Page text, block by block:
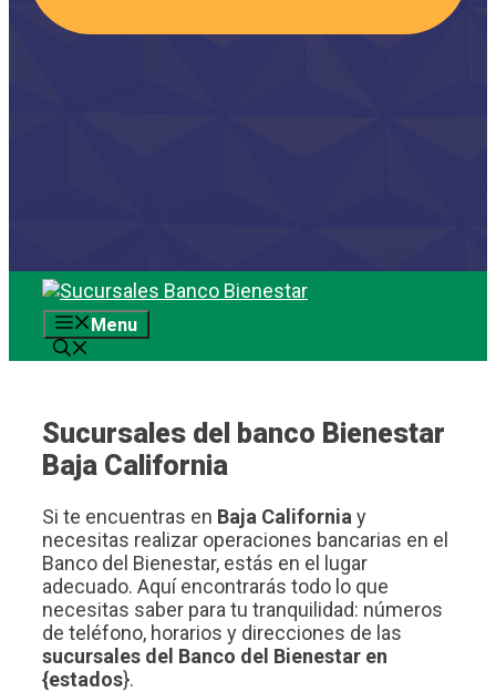
Saltar
contenidoMenu
Sucursales del banco Bienestar
Baja California
Si te encuentras en Baja California y
necesitas realizar operaciones bancarias en el
Banco del Bienestar, estás en el lugar
adecuado. Aquí encontrarás todo lo que
necesitas saber para tu tranquilidad: números
de teléfono, horarios y direcciones de las
sucursales del Banco del Bienestar en
{estados}.